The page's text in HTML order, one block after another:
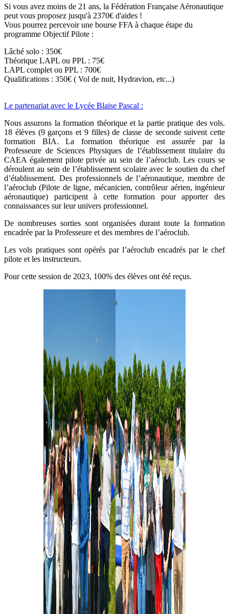
Si vous avez moins de 21 ans, la Fédération Française Aéronautique
peut vous proposez jusqu'à 2370€ d'aides !
Vous pourrez percevoir une bourse FFA à chaque étape du
programme Objectif Pilote :
Lâché solo : 350€
Théorique LAPL ou PPL : 75€
LAPL complet ou PPL : 700€
Qualifications : 350€ ( Vol de nuit, Hydravion, etc...)
Le partenariat avec le Lycée Blaise Pascal :
Nous assurons la formation théorique et la partie pratique des vols.
18 élèves (9 garçons et 9 filles) de classe de seconde suivent cette
formation BIA. La formation théorique est assurée par la
Professeure de Sciences Physiques de l’établissement titulaire du
CAEA également pilote privée au sein de l’aéroclub. Les cours se
déroulent au sein de l’établissement scolaire avec le soutien du chef
d’établissement. Des professionnels de l’aéronautique, membre de
l’aéroclub (Pilote de ligne, mécanicien, contrôleur aérien, ingénieur
aéronautique) participent à cette formation pour apporter des
connaissances sur leur univers professionnel.
De nombreuses sorties sont organisées durant toute la formation
encadrée par la Professeure et des membres de l’aéroclub.
Les vols pratiques sont opérés par l’aéroclub encadrés par le chef
pilote et les instructeurs.
Pour cette session de 2023, 100% des élèves ont été reçus.